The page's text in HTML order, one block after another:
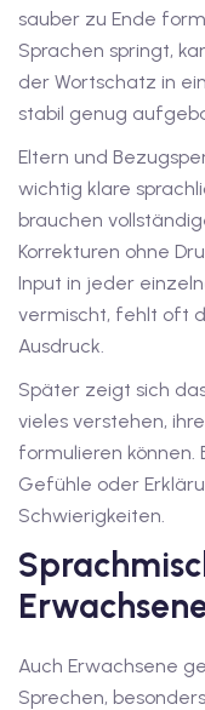
mit
mit Gutschein
mit
A2
Deutschkurse mit
Deutschkurse mit
mit Gutschein
mit Gutschein
sauber zu Ende
Sprachen springt,
der Wortschatz in
stabil genug
Eltern und
wichtig klare
brauchen
Korrekturen ohne
Input in jeder
vermischt, fehlt oft
Ausdruck.
Später zeigt sich
vieles verstehen,
formulieren können.
Gefühle oder
Schwierigkeiten.
Auch Erwachsene
Sprechen,